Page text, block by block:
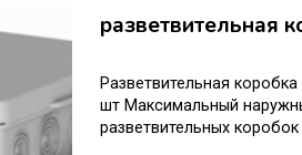
разветвительная
Разветвительная
шт Максимальный
разветвительных